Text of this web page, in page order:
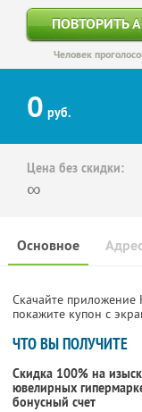
ПОВТОРИТЬ
Человек
0 руб.
Цена без скидки:
∞
Основное
Скачайте приложение
покажите купон с
ЧТО ВЫ ПОЛУЧИТЕ
Скидка 100% на
ювелирных
бонусный счет